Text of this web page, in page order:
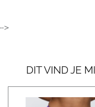
-->
DIT VIND JE